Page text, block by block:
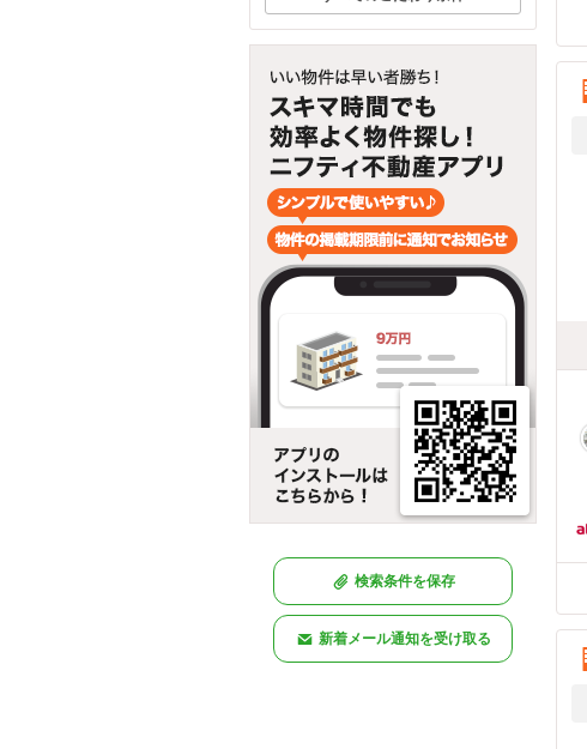
検索条件を保存
新着メール通知を受け取る